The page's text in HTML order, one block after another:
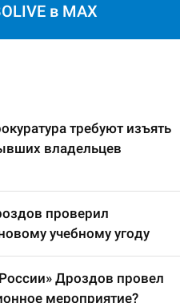
в MAX
требуют изъять
владельцев
проверил
учебному угоду
Дроздов провел
мероприятие?